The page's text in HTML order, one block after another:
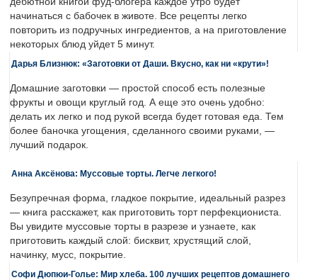
начинаться с бабочек в животе. Все рецепты легко
повторить из подручных ингредиентов, а на приготовление
некоторых блюд уйдет 5 минут.
Дарья Близнюк: «Заготовки от Даши. Вкусно, как ни «крути»!
Домашние заготовки — простой способ есть полезные
фрукты и овощи круглый год. А еще это очень удобно:
делать их легко и под рукой всегда будет готовая еда. Тем
более баночка угощения, сделанного своими руками, —
лучший подарок.
Анна Аксёнова: Муссовые торты. Легче легкого!
Безупречная форма, гладкое покрытие, идеальный разрез
— книга расскажет, как приготовить торт перфекциониста.
Вы увидите муссовые торты в разрезе и узнаете, как
приготовить каждый слой: бисквит, хрустящий слой,
начинку, мусс, покрытие.
Софи Дюпюи-Голье: Мир хлеба. 100 лучших рецептов домашнего